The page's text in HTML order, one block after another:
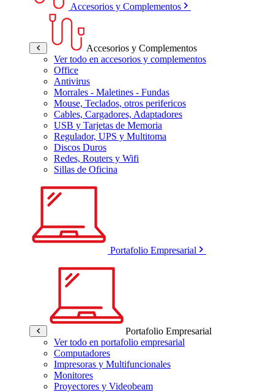
Accesorios y Complementos
Accesorios y Complementos
Ver todo en accesorios y complementos
Office
Antivirus
Morrales - Maletines - Fundas
Mouse, Teclados, otros perifericos
Cables, Cargadores, Adaptadores
USB y Tarjetas de Memoria
Regulador, UPS y Multitoma
Discos Duros
Redes, Routers y Wifi
Sillas de Oficina
Portafolio Empresarial
Portafolio Empresarial
Ver todo en portafolio empresarial
Computadores
Impresoras y Multifuncionales
Monitores
Proyectores y Videobeam